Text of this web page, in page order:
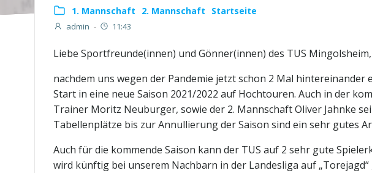
1. Mannschaft 2. Mannschaft Startseite
admin - 11:43
Liebe Sportfreunde(innen) und Gönner(innen) des TUS Mingolsheim,
nachdem uns wegen der Pandemie jetzt schon 2 Mal
Start in eine neue Saison 2021/2022 auf Hochtouren. Auch in der
Trainer Moritz Neuburger, sowie der 2. Mannschaft Oliver Jahnke
Tabellenplätze bis zur Annullierung der Saison sind ein sehr gutes
Auch für die kommende Saison kann der TUS auf 2 sehr gute
wird künftig bei unserem Nachbarn in der Landesliga auf